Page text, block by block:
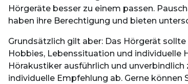
Hörgeräte besser zu einem passen.
haben ihre Berechtigung und bieten
Grundsätzlich gilt aber: Das Hörgerät
Hobbies, Lebenssituation und individuelle
Hörakustiker ausführlich und
individuelle Empfehlung ab. Gerne